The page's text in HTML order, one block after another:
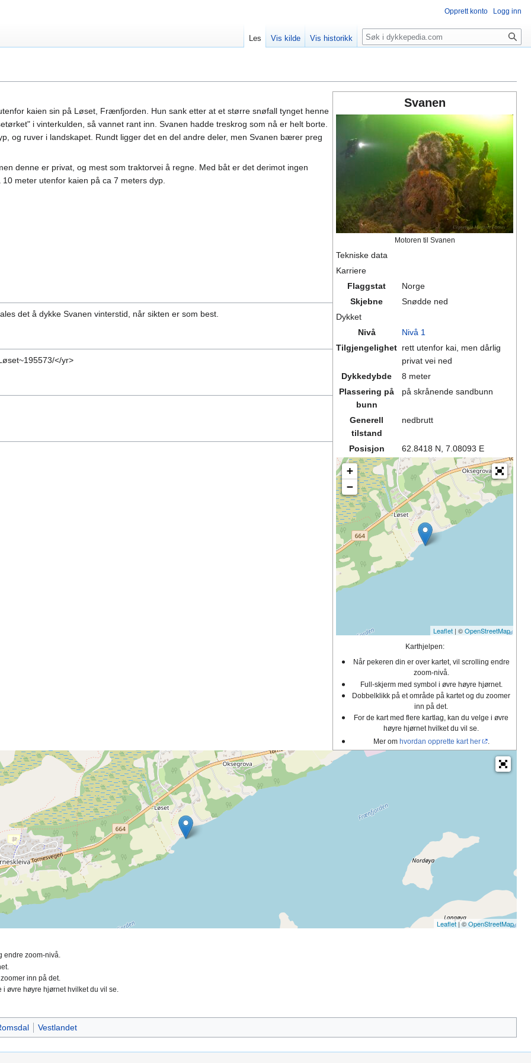
Svanen
Motoren til Svanen
Tekniske data
Karriere
Flaggstat
Norge
Skjebne
Snødde ned
Dykket
Nivå
Nivå 1
Tilgjengelighet rett utenfor kai, men dårlig
privat vei ned
Dykkedybde
8 meter
Plassering på
bunn
på skrånende sandbunn
Generell
tilstand
nedbrutt
Posisjon 62.8418 N, 7.08093 E
+
−
Leaflet | ©OpenStreetMap
Karthjelpen:
Når pekeren din er over kartet, vil scrolling endre
zoom-nivå.
Full-skjerm med symbol i øvre høyre hjørnet.
Dobbelklikk på et område på kartet og du zoomer
inn på det.
For de kart med flere kartlag, kan du velge i øvre
høyre hjørnet hvilket du vil se.
Mer om hvordan opprette kart her .
kaien sin på Løset, Frænfjorden. Hun sank etter at et større snøfall tynget henne
i vinterkulden, så vannet rant inn. Svanen hadde treskrog som nå er helt borte.
og ruver i landskapet. Rundt ligger det en del andre deler, men Svanen bærer preg
denne er privat, og mest som traktorvei å regne. Med båt er det derimot ingen
meter utenfor kaien på ca 7 meters dyp.
det å dykke Svanen vinterstid, når sikten er som best.
</yr>
Leaflet | ©OpenStreetMap
endre zoom-nivå.
inn på det.
øvre høyre hjørnet hvilket du vil se.
Vestlandet
Opprett konto Logg inn
Les Vis kilde Vis historikk Søk